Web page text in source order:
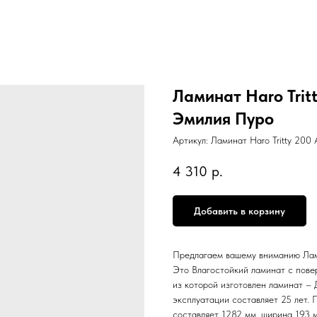
Ламинат Haro
Эмилия Пуро
Артикул: Ламинат Haro Tritty
4 310 р.
Добавить в корзину
Предлагаем вашему вниманию
Это Влагостойкий ламинат с
из которой изготовлен ламинат
эксплуатации составляет 25
составляет 1282 мм, ширина 193